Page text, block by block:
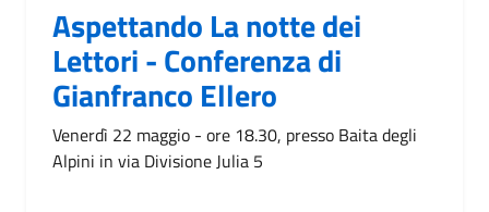
Aspettando La notte dei
Lettori - Conferenza di
Gianfranco Ellero
Venerdì 22 maggio - ore 18.30, presso Baita degli
Alpini in via Divisione Julia 5